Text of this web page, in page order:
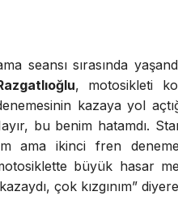
seansı sırasında
, motosikleti
kazaya yol
bu benim hatamdı.
ama ikinci fren
büyük hasar
çok kızgınım”